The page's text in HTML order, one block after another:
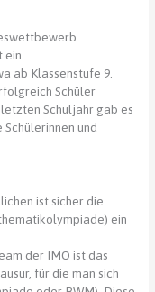
ein
ab Klassenstufe 9.
Schüler
letzten Schuljahr gab es
Schülerinnen und
ist sicher die
ein
der IMO ist das
für die man sich